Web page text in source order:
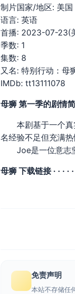
制片国家/地区: 美国
语言: 英语
首播: 2023-07-23(
季数: 1
集数: 8
又名: 特别行动：
IMDb: tt13111078
母狮 第一季的剧情简
本剧基于一个真
名经验不足但充满
Joe是一位意志坚
母狮 下载链接 · · · · ·
免责声明
本站不存储任